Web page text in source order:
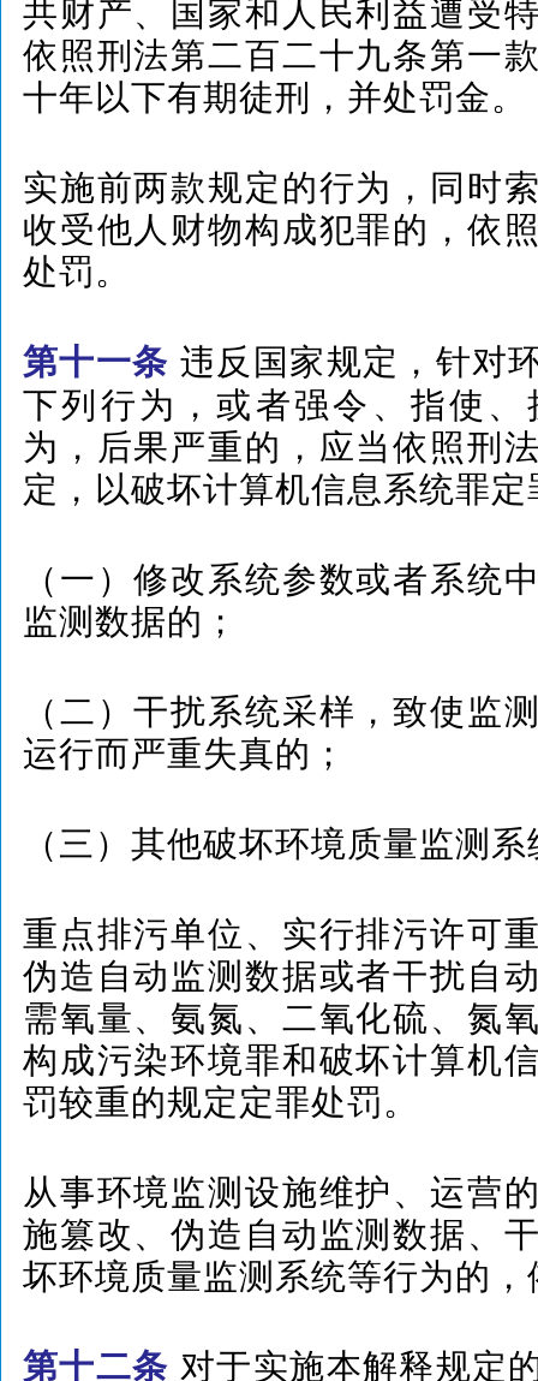
依照刑法第二百二十九条第一
十年以下有期徒刑，并处罚金。
实施前两款规定的行为，同时
收受他人财物构成犯罪的，依
处罚。
第十一条 违反国家规定，针对
下列行为，或者强令、指使
为，后果严重的，应当依照刑
定，以破坏计算机信息系统罪
（一）修改系统参数或者系统
监测数据的；
（二）干扰系统采样，致使监
运行而严重失真的；
（三）其他破坏环境质量监测
重点排污单位、实行排污许可
伪造自动监测数据或者干扰自
需氧量、氨氮、二氧化硫、氮
构成污染环境罪和破坏计算机
罚较重的规定定罪处罚。
从事环境监测设施维护、运营
施篡改、伪造自动监测数据、
坏环境质量监测系统等行为的
第十二条 对于实施本解释规定